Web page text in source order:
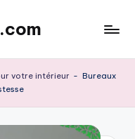
votre intérieur - Bureaux